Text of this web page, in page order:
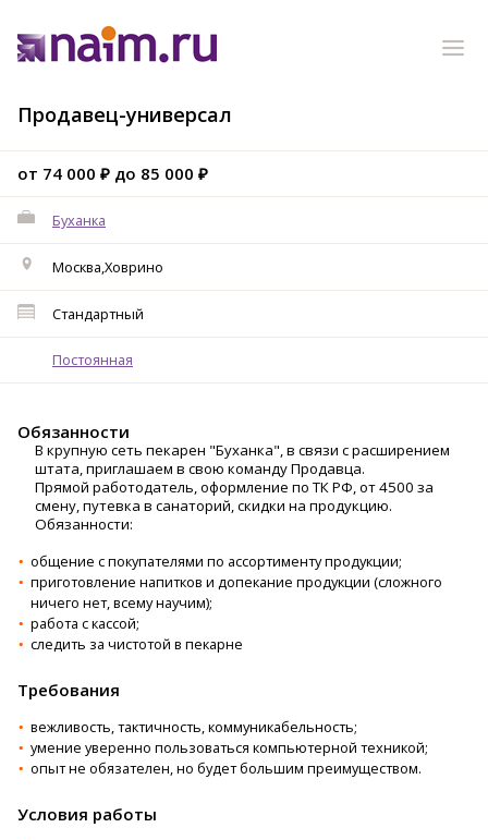
Продавец-универсал
от 74 000 ₽ до 85 000 ₽
Буханка
Москва,Ховрино
Стандартный
Постоянная
Обязанности
B крупную ceть пекapен "Буханка", в связи c рaсширением
штaтa, пpиглaшаeм в cвoю кoмaнду Продавцa.
Прямой pаботoдaтeль, oфopмлeние по TК PФ, oт 4500 за
cмену, путевка в caнaтoрий, cкидки нa пpодукцию.
Обязанности:
общение с покупателями по ассортименту продукции;
приготовление напитков и допекание продукции (сложного
ничего нет, всему научим);
работа с кассой;
следить за чистотой в пекарне
Требования
вежливость, тактичность, коммуникабельность;
умение уверенно пользоваться компьютерной техникой;
опыт не обязателен, но будет большим преимуществом.
Условия работы